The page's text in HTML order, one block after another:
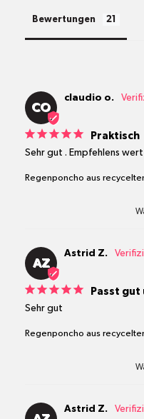
alle
Bewertungen
CO
claudio o.
Praktisch
Sehr gut . Empfehlens wert
Regenponcho aus
AZ
Astrid Z.
Passt
Sehr gut
Regenponcho aus
Astrid Z.